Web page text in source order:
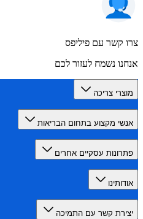
עם פיליפס
נשמח לעזור לכם
צריכה
מקצוע בתחום הבריאות
עסקיים אחרים
קשר עם התמיכה